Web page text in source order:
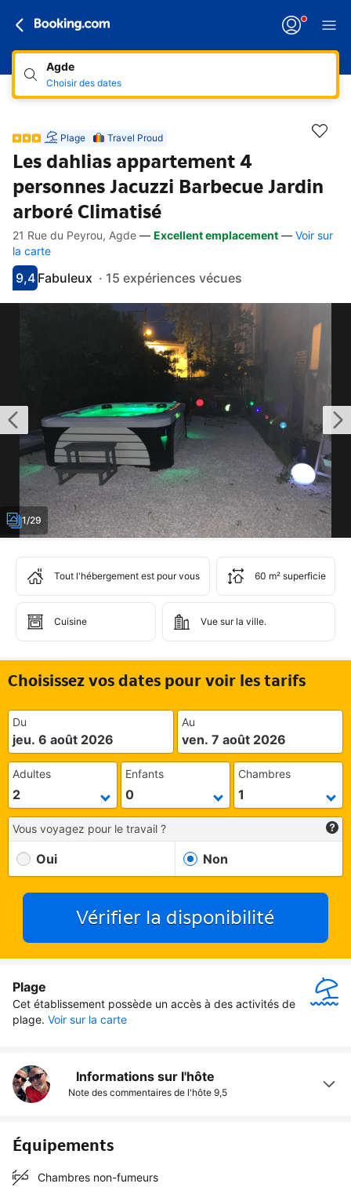
Agde
Choisir des dates
Plage Travel Proud
Les dahlias appartement 4
personnes Jacuzzi Barbecue Jardin
arboré Climatisé
Accès rapides
Aller à la description
Aller aux équipements
Aller aux hébergements
Aller aux conditions
21 Rue du Peyrou, Agde — Excellent emplacement — Voir sur
la carte
Avec une note de 9.4
9,4
fabuleuxFabuleux · 15 expériences vécues
1/29
Tout l'hébergement est pour vous 60 m² superficie
Cuisine Vue sur la ville.
Choisissez vos dates pour voir les tarifs
Du
jeu. 6 août 2026
Au
ven. 7 août 2026
Adultes Enfants Chambres
Vous voyagez pour le travail ?
Oui Non
Vérifier la disponibilité
Plage
Cet établissement possède un accès à des activités de
plage. Voir sur la carte
Informations sur l'hôte
Note des commentaires de l'hôte 9,5
Équipements
Chambres non-fumeurs